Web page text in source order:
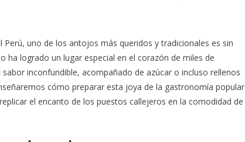
Perú, uno de los antojos más queridos y tradicionales es sin
ha logrado un lugar especial en el corazón de miles de
inconfundible, acompañado de azúcar o incluso rellenos
cómo preparar esta joya de la gastronomía popular
el encanto de los puestos callejeros en la comodidad de